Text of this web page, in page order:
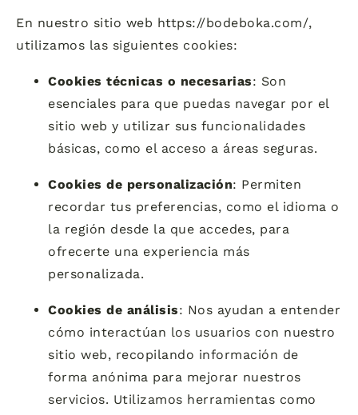
En nuestro sitio web https://bodeboka.com/,
utilizamos las siguientes cookies:
Cookies técnicas o necesarias: Son
esenciales para que puedas navegar por el
sitio web y utilizar sus funcionalidades
básicas, como el acceso a áreas seguras.
Cookies de personalización: Permiten
recordar tus preferencias, como el idioma o
la región desde la que accedes, para
ofrecerte una experiencia más
personalizada.
Cookies de análisis: Nos ayudan a entender
cómo interactúan los usuarios con nuestro
sitio web, recopilando información de
forma anónima para mejorar nuestros
servicios. Utilizamos herramientas como